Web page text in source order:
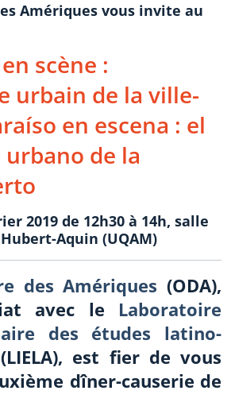
Amériques vous invite au
scène :
urbain de la ville-
en escena : el
de la
2019 de 12h30 à 14h, salle
Aquin (UQAM)
des Amériques (ODA),
avec le Laboratoire
des études latino-
(LIELA), est fier de vous
dîner-causerie de